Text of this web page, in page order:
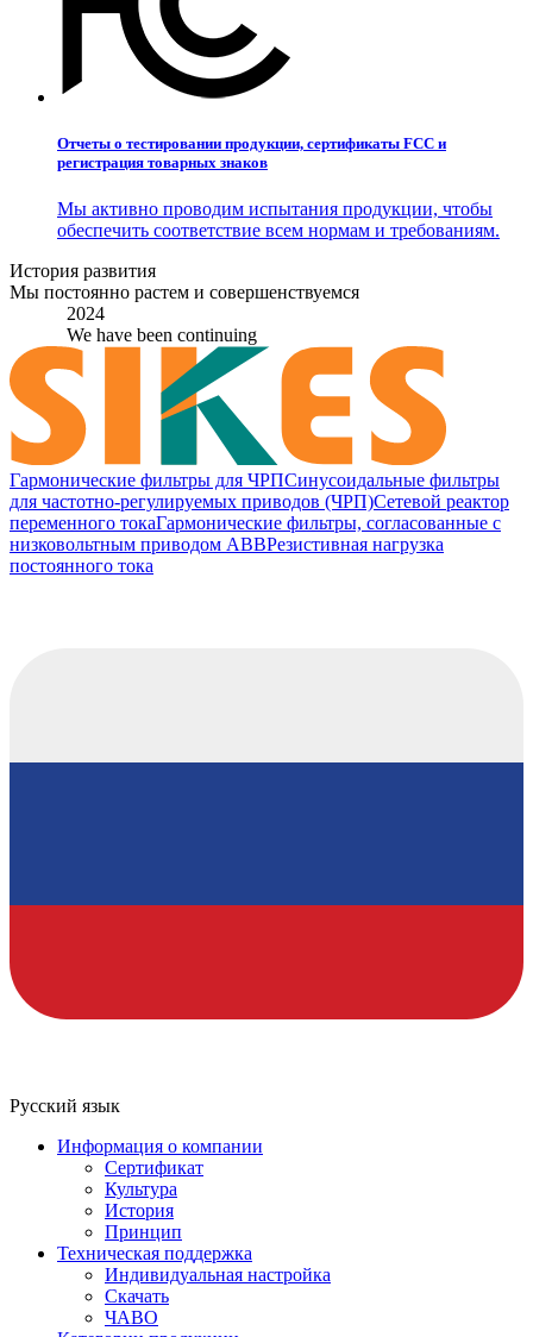
Отчеты о тестировании продукции, сертификаты FCC и
регистрация товарных знаков
Мы активно проводим испытания продукции, чтобы
обеспечить соответствие всем нормам и требованиям.
История развития
Мы постоянно растем и совершенствуемся
2024
We have been continuing
Гармонические фильтры для ЧРПСинусоидальные фильтры
для частотно-регулируемых приводов (ЧРП)Сетевой реактор
переменного токаГармонические фильтры, согласованные с
низковольтным приводом ABBРезистивная нагрузка
постоянного тока
Русский язык
Информация о компании
Сертификат
Культура
История
Принцип
Техническая поддержка
Индивидуальная настройка
Скачать
ЧАВО